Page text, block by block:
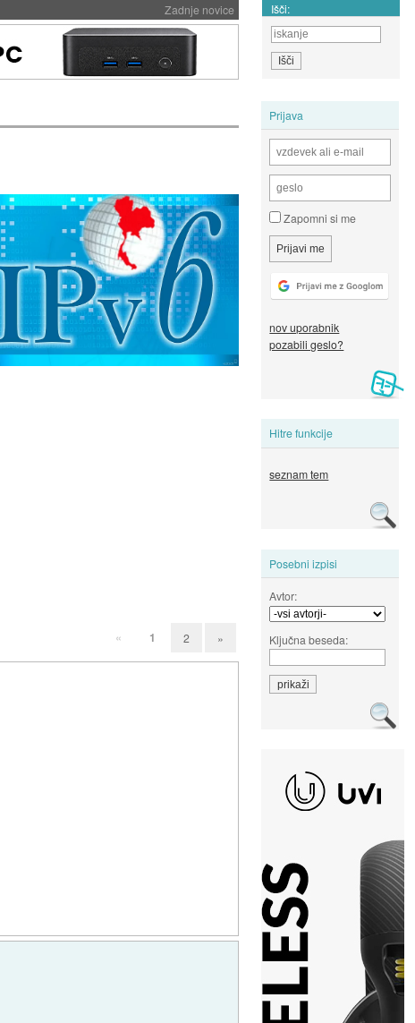
Zadnje novice Išči:
Prijava
Zapomni si me
nov uporabnik
pozabili geslo?
Hitre funkcije
seznam tem
Posebni izpisi
Avtor:
Ključna beseda:
« 1 2 »